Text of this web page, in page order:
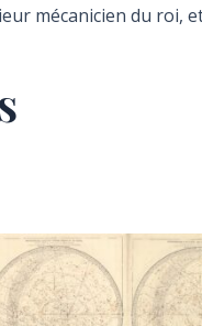
mécanicien du roi,